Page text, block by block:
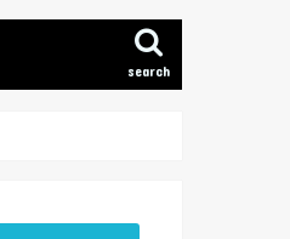
search